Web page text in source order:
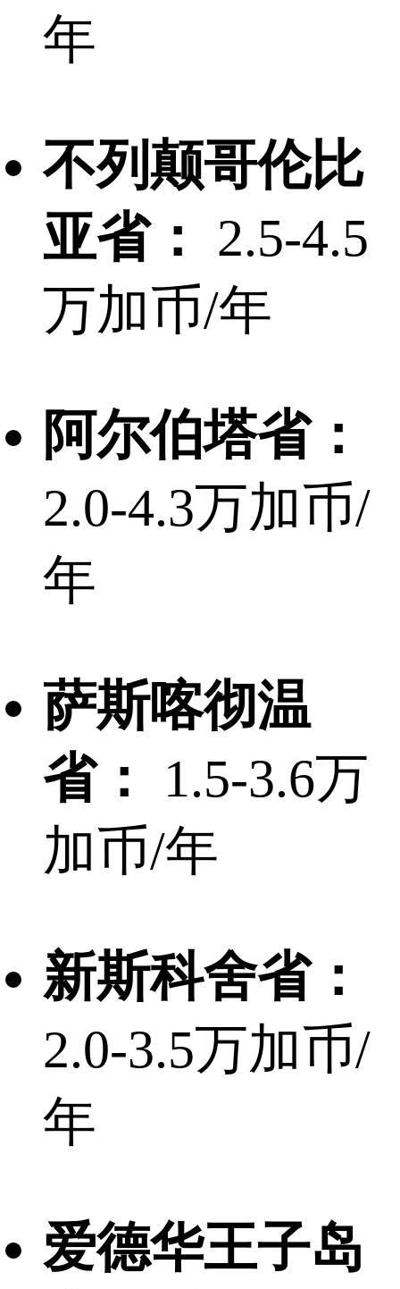
年
不列颠哥伦比
亚省：
2.5-4.5
万加币/年
阿尔伯塔省：
2.0-4.3万加币/
年
萨斯喀彻温
省：
1.5-3.6万
加币/年
新斯科舍省：
2.0-3.5万加币/
年
爱德华王子岛